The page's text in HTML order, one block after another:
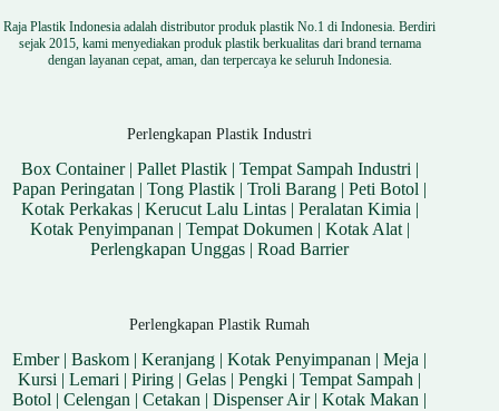
Raja Plastik Indonesia adalah distributor produk plastik No.1 di Indonesia. Berdiri
sejak 2015, kami menyediakan produk plastik berkualitas dari brand ternama
dengan layanan cepat, aman, dan terpercaya ke seluruh Indonesia.
Perlengkapan Plastik Industri
Box Container| Pallet Plastik| Tempat Sampah Industri |
Papan Peringatan |Tong Plastik |Troli Barang |Peti Botol |
Kotak Perkakas| Kerucut Lalu Lintas| Peralatan Kimia |
Kotak Penyimpanan | Tempat Dokumen | Kotak Alat|
Perlengkapan Unggas |Road Barrier
Perlengkapan Plastik Rumah
Ember|Baskom |Keranjang |Kotak Penyimpanan |Meja |
Kursi |Lemari |Piring |Gelas |Pengki |Tempat Sampah |
Botol |Celengan |Cetakan |Dispenser Air|Kotak Makan |